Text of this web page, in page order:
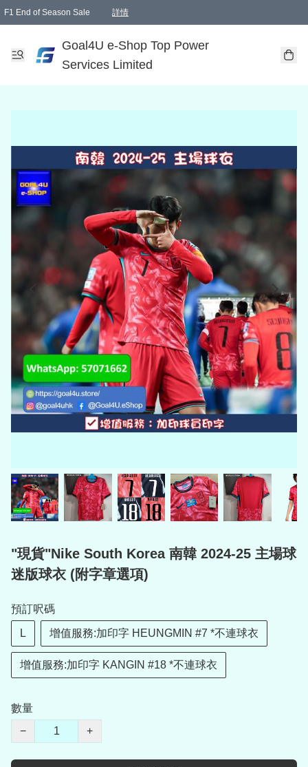
F1 End of Season Sale 詳情
Goal4U e-Shop Top Power
Services Limited
"現貨"Nike South Korea 南韓 2024-25 主場球
迷版球衣 (附字章選項)
預訂呎碼
L 增值服務:加印字 HEUNGMIN #7 *不連球衣
增值服務:加印字 KANGIN #18 *不連球衣
數量
−
+